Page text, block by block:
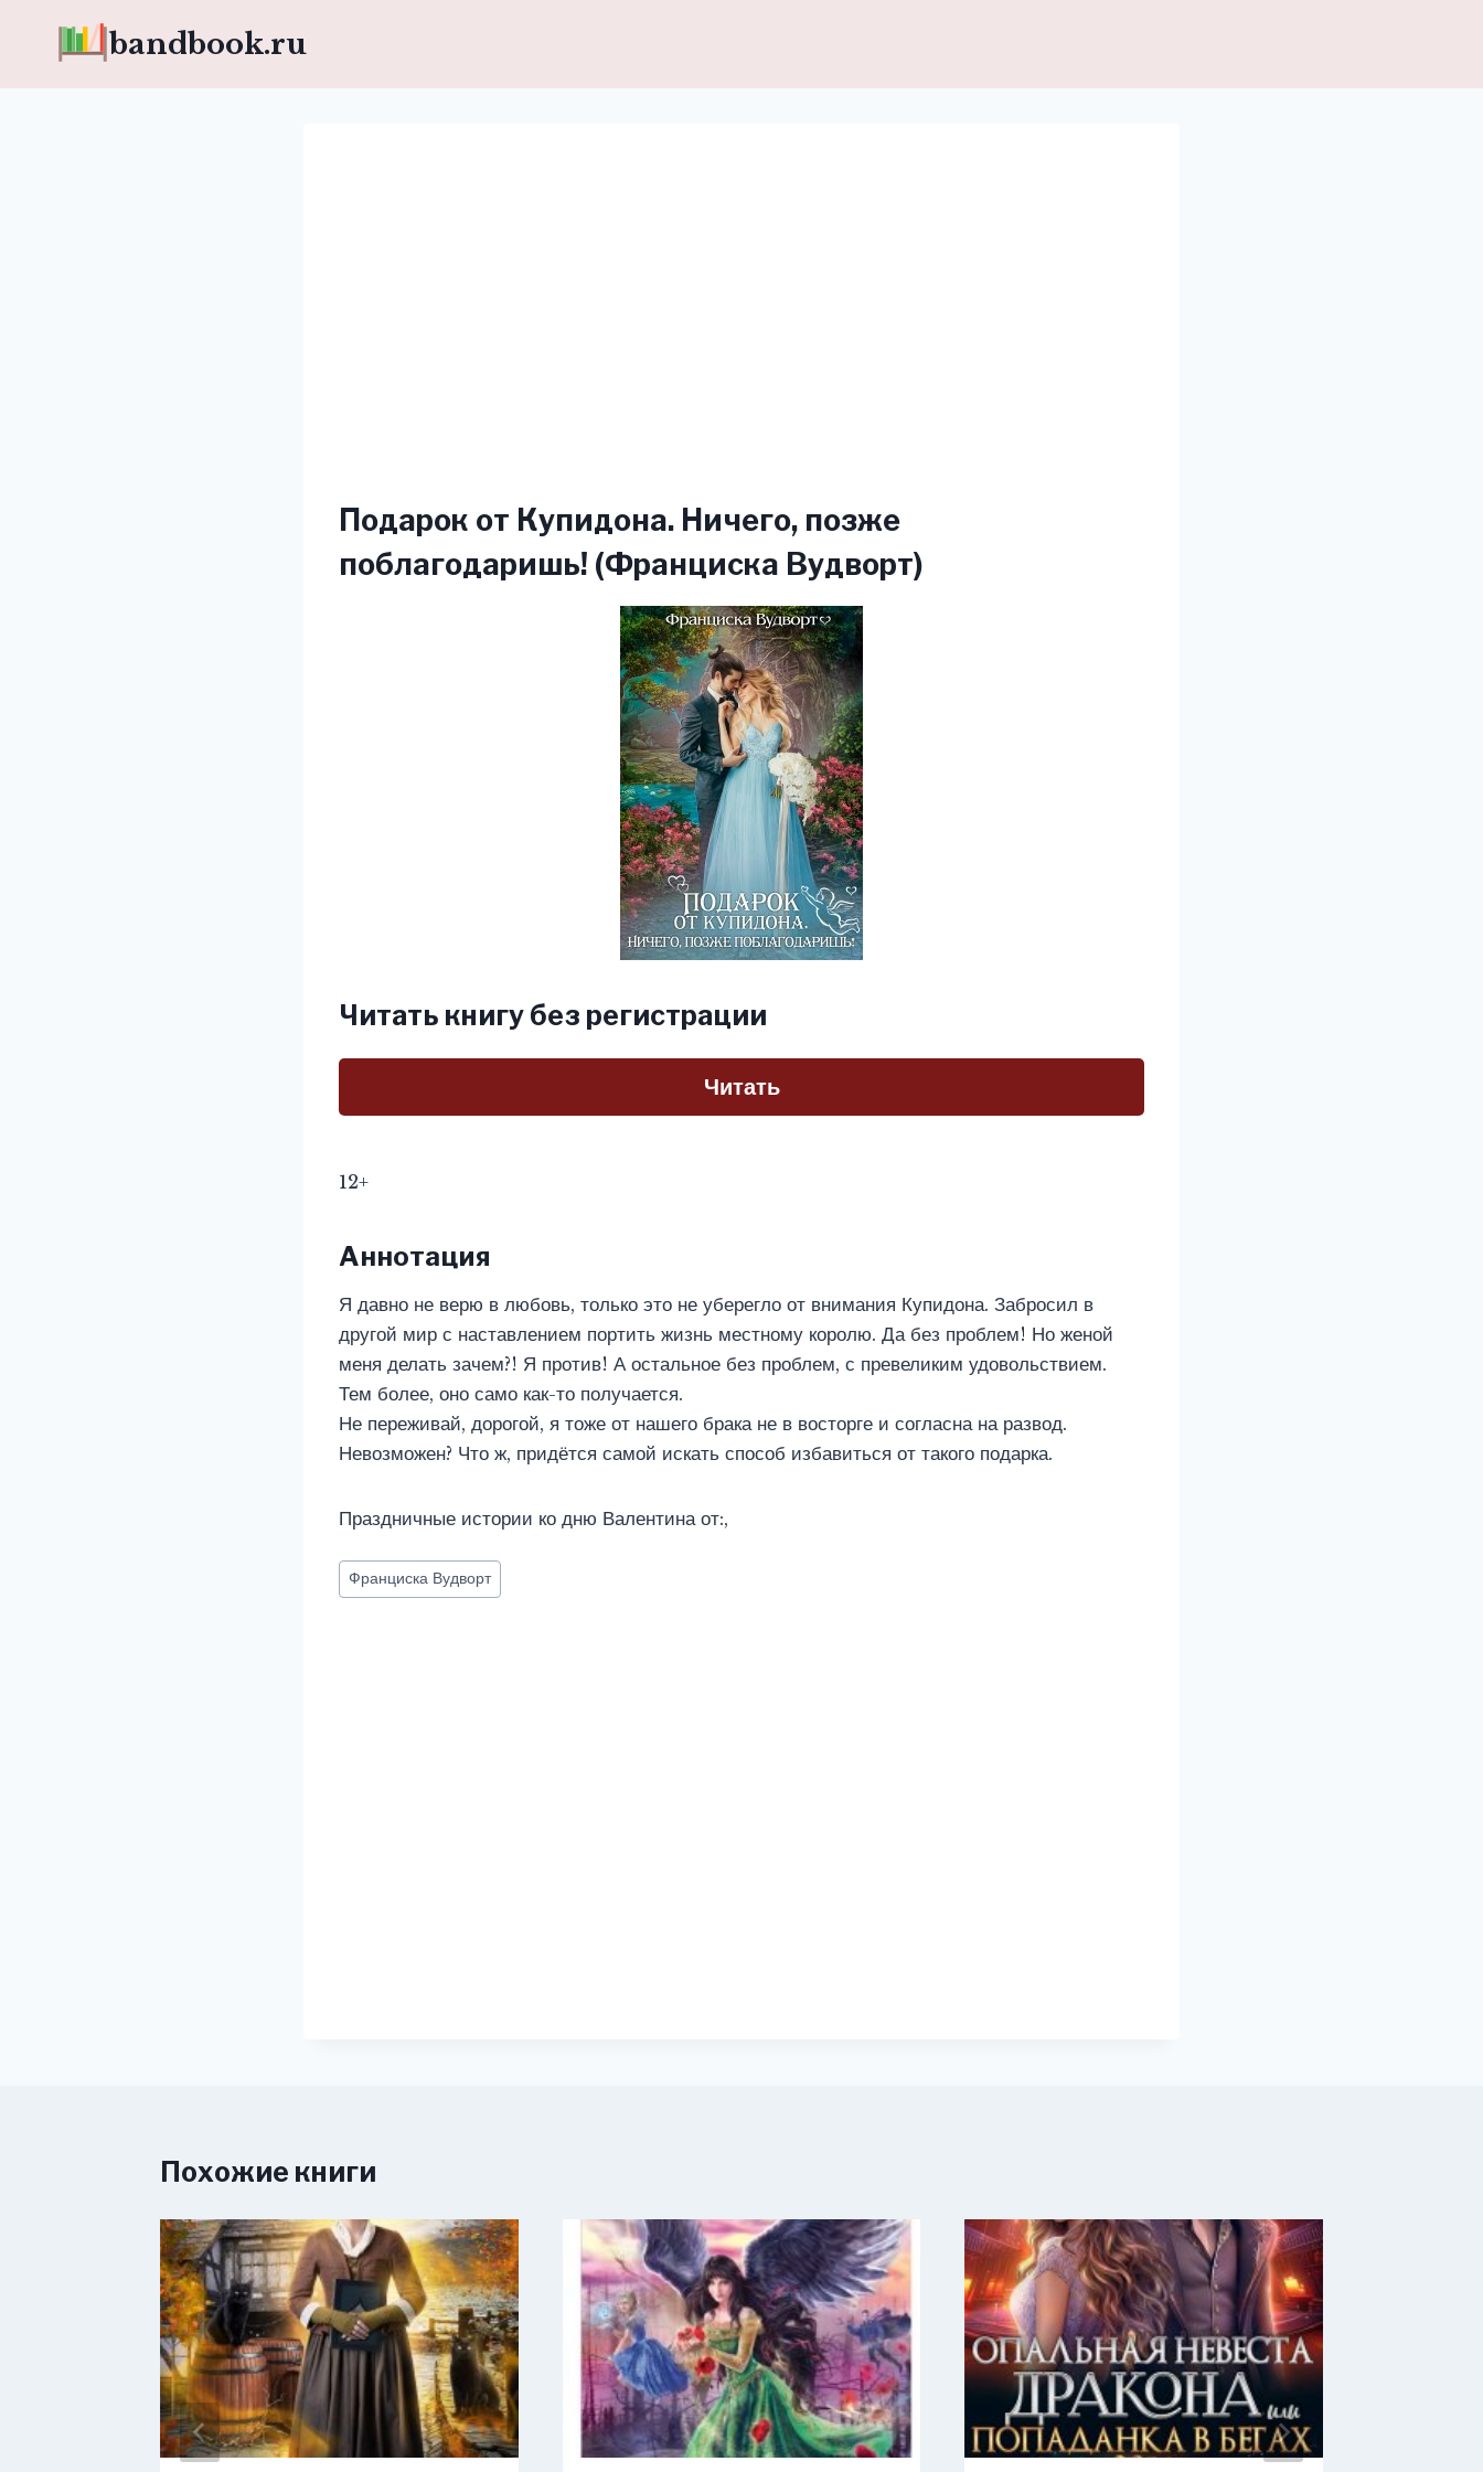
bandbook.ru
Подарок от Купидона. Ничего, позже
поблагодаришь! (Франциска Вудворт)
Читать книгу без регистрации
Читать
12+
Аннотация
Я давно не верю в любовь, только это не уберегло от внимания Купидона. Забросил в
другой мир с наставлением портить жизнь местному королю. Да без проблем! Но женой
меня делать зачем?! Я против! А остальное без проблем, с превеликим удовольствием.
Тем более, оно само как-то получается.
Не переживай, дорогой, я тоже от нашего брака не в восторге и согласна на развод.
Невозможен? Что ж, придётся самой искать способ избавиться от такого подарка.
Праздничные истории ко дню Валентина от:,
Метки
записи:
Франциска Вудворт
Похожие книги